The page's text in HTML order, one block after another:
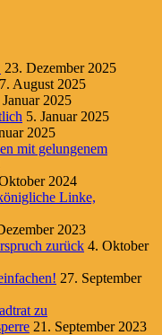
23. Dezember 2025
7. August 2025
2025
5. Januar 2025
2025
mit gelungenem
2024
Linke,
2023
zurück 4. Oktober
27. September
zu
21. September 2023